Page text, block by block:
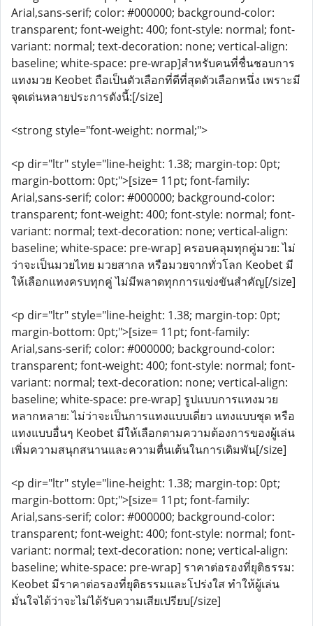
Arial,sans-serif; color: #000000; background-color:
transparent; font-weight: 400; font-style: normal; font-
variant: normal; text-decoration: none; vertical-align:
baseline; white-space: pre-wrap]สำหรับคนที่ชื่นชอบการ
แทงมวย Keobet ถือเป็นตัวเลือกที่ดีที่สุดตัวเลือกหนึ่ง เพราะมี
จุดเด่นหลายประการดังนี้:[/size]
<strong style="font-weight: normal;">
<p dir="ltr" style="line-height: 1.38; margin-top: 0pt;
margin-bottom: 0pt;">[size= 11pt; font-family:
Arial,sans-serif; color: #000000; background-color:
transparent; font-weight: 400; font-style: normal; font-
variant: normal; text-decoration: none; vertical-align:
baseline; white-space: pre-wrap] ครอบคลุมทุกคู่มวย: ไม่
ว่าจะเป็นมวยไทย มวยสากล หรือมวยจากทั่วโลก Keobet มี
ให้เลือกแทงครบทุกคู่ ไม่มีพลาดทุกการแข่งขันสำคัญ[/size]
<p dir="ltr" style="line-height: 1.38; margin-top: 0pt;
margin-bottom: 0pt;">[size= 11pt; font-family:
Arial,sans-serif; color: #000000; background-color:
transparent; font-weight: 400; font-style: normal; font-
variant: normal; text-decoration: none; vertical-align:
baseline; white-space: pre-wrap] รูปแบบการแทงมวย
หลากหลาย: ไม่ว่าจะเป็นการแทงแบบเดี่ยว แทงแบบชุด หรือ
แทงแบบอื่นๆ Keobet มีให้เลือกตามความต้องการของผู้เล่น
เพิ่มความสนุกสนานและความตื่นเต้นในการเดิมพัน[/size]
<p dir="ltr" style="line-height: 1.38; margin-top: 0pt;
margin-bottom: 0pt;">[size= 11pt; font-family:
Arial,sans-serif; color: #000000; background-color:
transparent; font-weight: 400; font-style: normal; font-
variant: normal; text-decoration: none; vertical-align:
baseline; white-space: pre-wrap] ราคาต่อรองที่ยุติธรรม:
Keobet มีราคาต่อรองที่ยุติธรรมและโปร่งใส ทำให้ผู้เล่น
มั่นใจได้ว่าจะไม่ได้รับความเสียเปรียบ[/size]